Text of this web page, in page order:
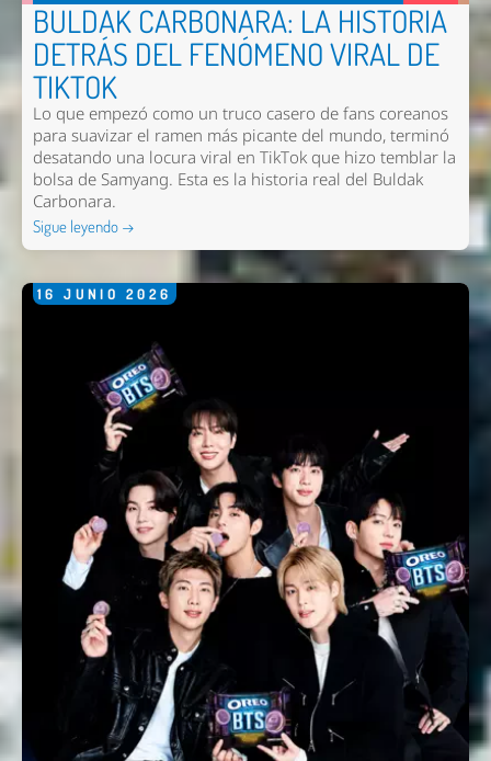
BULDAK CARBONARA: LA HISTORIA
DETRÁS DEL FENÓMENO VIRAL DE
TIKTOK
Lo que empezó como un truco casero de fans coreanos
para suavizar el ramen más picante del mundo, terminó
desatando una locura viral en TikTok que hizo temblar la
bolsa de Samyang. Esta es la historia real del Buldak
Carbonara.
Sigue leyendo →
16 JUNIO 2026
Nombre *
Email *
Comentario *